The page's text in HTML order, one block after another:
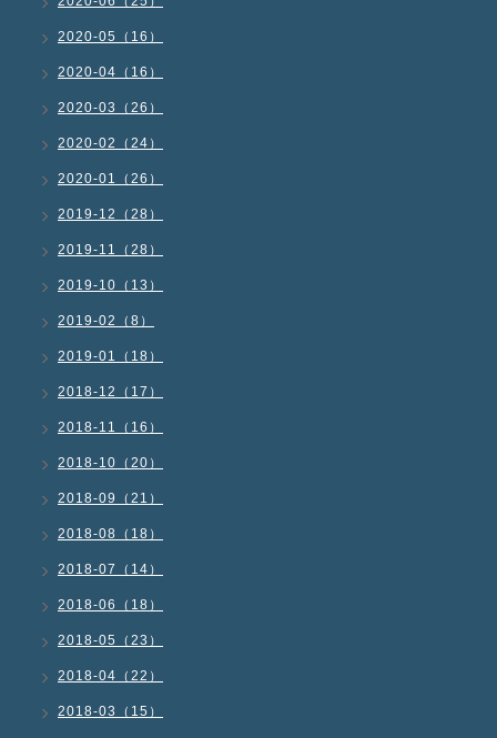
2020-05（16）
2020-04（16）
2020-03（26）
2020-02（24）
2020-01（26）
2019-12（28）
2019-11（28）
2019-10（13）
2019-02（8）
2019-01（18）
2018-12（17）
2018-11（16）
2018-10（20）
2018-09（21）
2018-08（18）
2018-07（14）
2018-06（18）
2018-05（23）
2018-04（22）
2018-03（15）